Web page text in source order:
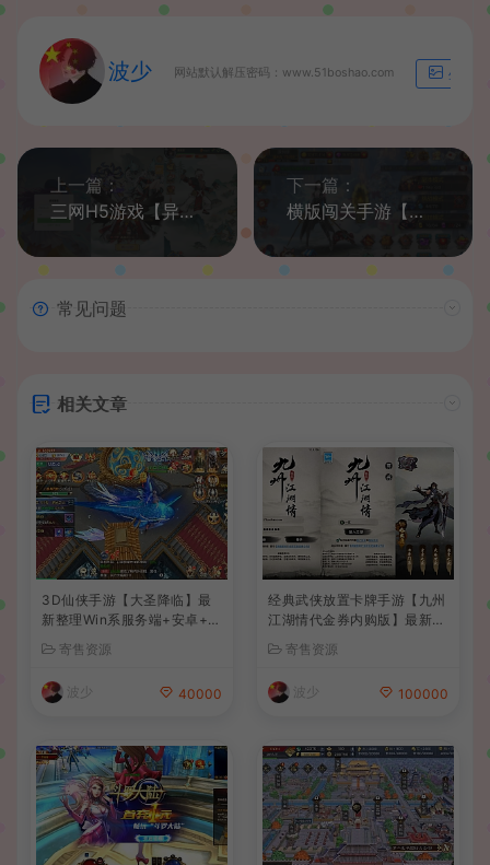
波少 网站默认解压密码：www.51boshao.com 生成海
上一篇：
三网H5游戏【异兽修仙H5代金券内购多区跨服版】最新整理单机一键即玩镜像端+Linux手工服务端+管理后台+CDK授权后台+简易安卓客户端+详细搭建教程
下一篇：
横版闯关手游【疾風之刃代金券内购修复版】最新整理单机一键即玩镜像端+Linux手工服务端+安卓苹果双端+CDK授权后台+前后端全套源码+详细搭建教程
常见问题
相关文章
3D仙侠手游【大圣降临】最
新整理Win系服务端+安卓+C
DK授权后台+详细搭建教程
+前后端全套源码
寄售资源
波少 40000
经典武侠放置卡牌手游【九州
江湖情代金券内购版】最新整
理单机一键即玩镜像端+Linu
x手工服务端+安卓苹果双端+
CDK授权后台+详细搭建教程
寄售资源
波少 100000